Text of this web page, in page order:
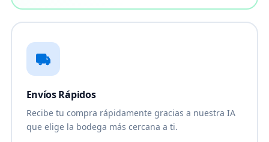
Envíos Rápidos
Recibe tu compra rápidamente gracias a nuestra IA
que elige la bodega más cercana a ti.